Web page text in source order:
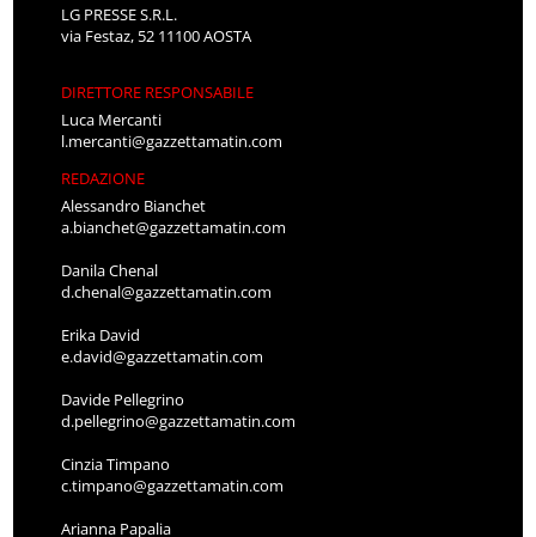
LG PRESSE S.R.L.
via Festaz, 52 11100 AOSTA
DIRETTORE RESPONSABILE
Luca Mercanti
l.mercanti@gazzettamatin.com
REDAZIONE
Alessandro Bianchet
a.bianchet@gazzettamatin.com
Danila Chenal
d.chenal@gazzettamatin.com
Erika David
e.david@gazzettamatin.com
Davide Pellegrino
d.pellegrino@gazzettamatin.com
Cinzia Timpano
c.timpano@gazzettamatin.com
Arianna Papalia